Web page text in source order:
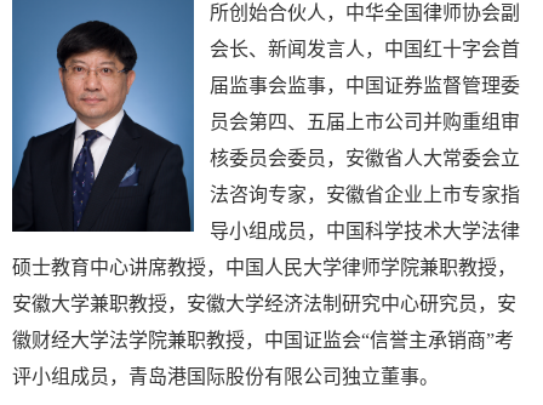
所创始合伙人，中华全国律师协会副
会长、新闻发言人，中国红十字会首
届监事会监事，中国证券监督管理委
员会第四、五届上市公司并购重组审
核委员会委员，安徽省人大常委会立
法咨询专家，安徽省企业上市专家指
导小组成员，中国科学技术大学法律
硕士教育中心讲席教授，中国人民大学律师学院兼职教授，
安徽大学兼职教授，安徽大学经济法制研究中心研究员，安
徽财经大学法学院兼职教授，中国证监会“信誉主承销商”考
评小组成员，青岛港国际股份有限公司独立董事。